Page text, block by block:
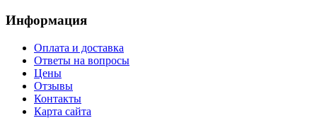
Информация
Оплата и доставка
Ответы на вопросы
Цены
Отзывы
Контакты
Карта сайта